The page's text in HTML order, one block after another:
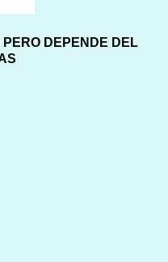
DEPENDE DEL